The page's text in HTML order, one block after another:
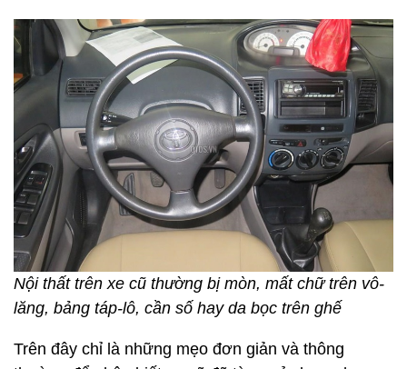
Nội thất trên xe cũ thường bị mòn, mất chữ trên vô-
lăng, bảng táp-lô, cần số hay da bọc trên ghế
Trên đây chỉ là những mẹo đơn giản và thông